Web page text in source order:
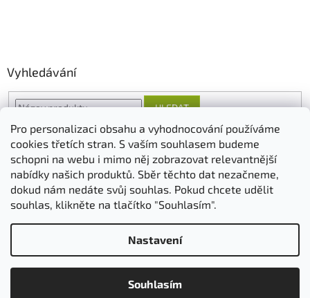
Pro personalizaci obsahu a vyhodnocování používáme
cookies třetích stran. S vaším souhlasem budeme
schopni na webu i mimo něj zobrazovat relevantnější
nabídky našich produktů. Sběr těchto dat nezačneme,
dokud nám nedáte svůj souhlas. Pokud chcete udělit
souhlas, klikněte na tlačítko "Souhlasím".
Nastavení
Souhlasím
Vyhledávání
HLEDAT
O nás FORESTINA AGRO CS
nastavení cookies